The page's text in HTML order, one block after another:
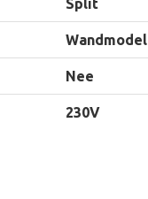
Split
Wandmodel
Nee
230V